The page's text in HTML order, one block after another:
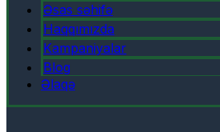
Əsas səhifə
Haqqımızda
Kampaniyalar
Blog
Əlaqə